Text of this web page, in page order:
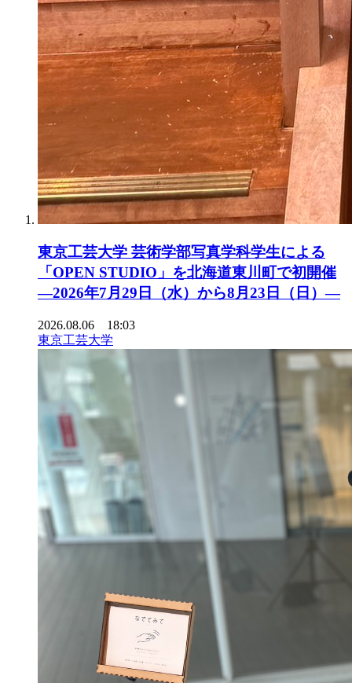
東京工芸大学 芸術学部写真学科学生による
「OPEN STUDIO」を北海道東川町で初開催
―2026年7月29日（水）から8月23日（日）―
2026.08.06 18:03
東京工芸大学